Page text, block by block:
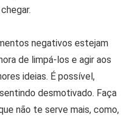
negativos estejam
de limpá-los e agir aos
ideias. É possível,
desmotivado. Faça
não te serve mais, como,